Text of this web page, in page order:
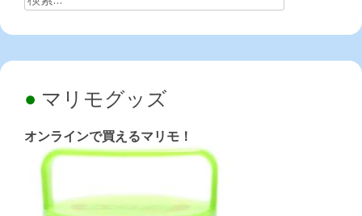
索:
マリモグッズ
オンラインで買えるマリモ！